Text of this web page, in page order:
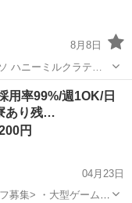
8月8日
ハニーミルクラテ…
用率99%/週1OK/日
あり残…
円
04月23日
募集> ・大型ゲームイ